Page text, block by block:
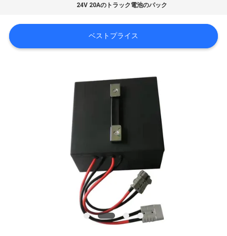
品
質
24V 20Aのトラック電池のパック
ベストプライス